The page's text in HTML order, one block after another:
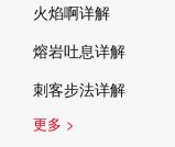
火焰啊详解
熔岩吐息详解
刺客步法详解
更多 >